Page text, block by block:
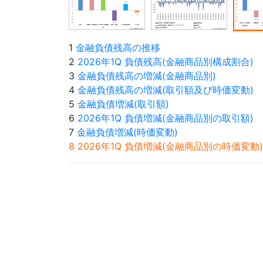
1 金融負債残高の推移
2 2026年1Q 負債残高(金融商品別構成割合)
3 金融負債残高の増減(金融商品別)
4 金融負債残高の増減(取引額及び時価変動)
5 金融負債増減(取引額)
6 2026年1Q 負債増減(金融商品別の取引額)
7 金融負債増減(時価変動)
8 2026年1Q 負債増減(金融商品別の時価変